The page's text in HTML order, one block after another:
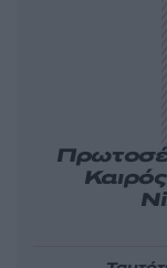
Καιρός